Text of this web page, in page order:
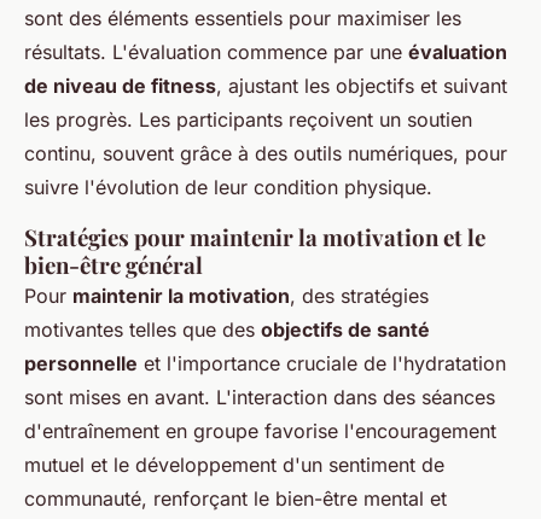
sont des éléments essentiels pour maximiser les
résultats. L'évaluation commence par une évaluation
de niveau de fitness, ajustant les objectifs et suivant
les progrès. Les participants reçoivent un soutien
continu, souvent grâce à des outils numériques, pour
suivre l'évolution de leur condition physique.
Stratégies pour maintenir la motivation et le
bien-être général
Pour maintenir la motivation, des stratégies
motivantes telles que des objectifs de santé
personnelle et l'importance cruciale de l'hydratation
sont mises en avant. L'interaction dans des séances
d'entraînement en groupe favorise l'encouragement
mutuel et le développement d'un sentiment de
communauté, renforçant le bien-être mental et